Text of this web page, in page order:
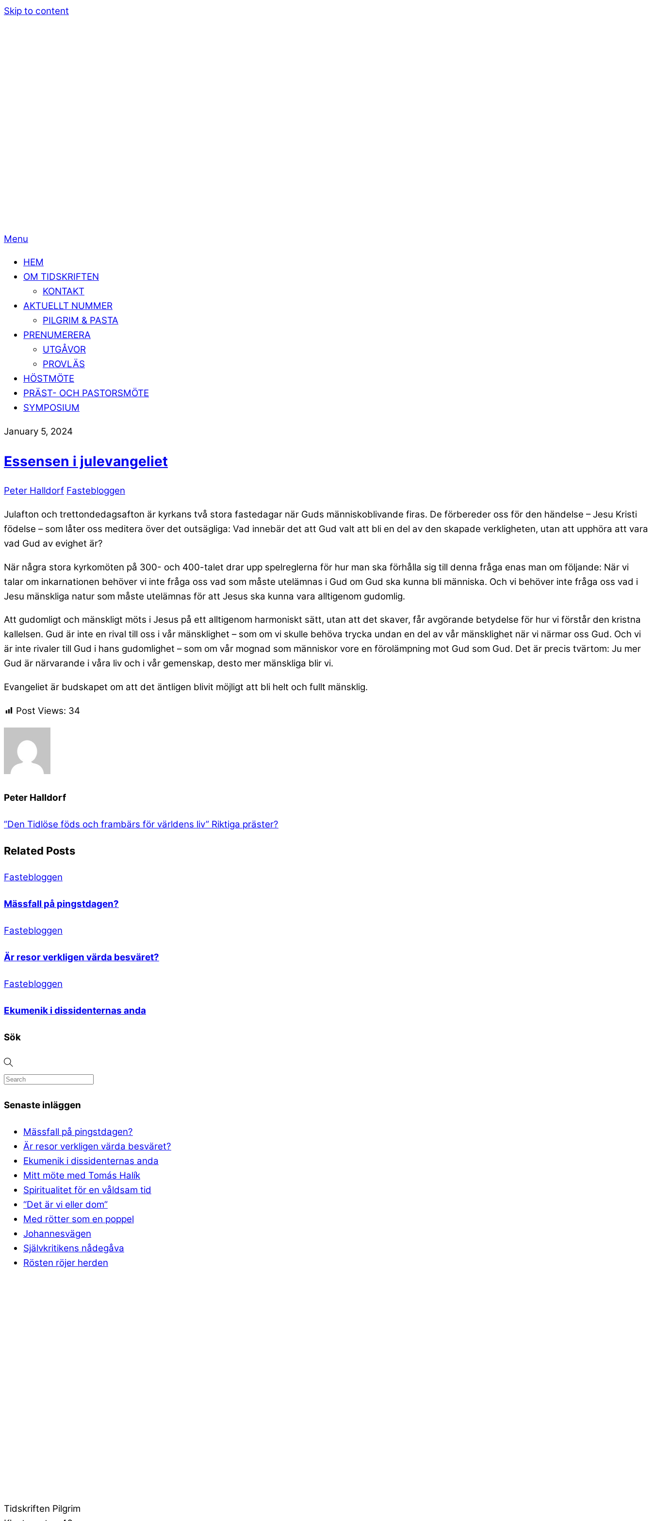
Skip to content
Menu
HEM
OM TIDSKRIFTEN
KONTAKT
AKTUELLT NUMMER
PILGRIM & PASTA
PRENUMERERA
UTGÅVOR
PROVLÄS
HÖSTMÖTE
PRÄST- OCH PASTORSMÖTE
SYMPOSIUM
January 5, 2024
Essensen i julevangeliet
Peter Halldorf Fastebloggen
Julafton och trettondedagsafton är kyrkans två stora fastedagar när Guds människoblivande firas. De förbereder oss för den händelse – Jesu Kristi
födelse – som låter oss meditera över det outsägliga: Vad innebär det att Gud valt att bli en del av den skapade verkligheten, utan att upphöra att vara
vad Gud av evighet är?
När några stora kyrkomöten på 300- och 400-talet drar upp spelreglerna för hur man ska förhålla sig till denna fråga enas man om följande: När vi
talar om inkarnationen behöver vi inte fråga oss vad som måste utelämnas i Gud om Gud ska kunna bli människa. Och vi behöver inte fråga oss vad i
Jesu mänskliga natur som måste utelämnas för att Jesus ska kunna vara alltigenom gudomlig.
Att gudomligt och mänskligt möts i Jesus på ett alltigenom harmoniskt sätt, utan att det skaver, får avgörande betydelse för hur vi förstår den kristna
kallelsen. Gud är inte en rival till oss i vår mänsklighet – som om vi skulle behöva trycka undan en del av vår mänsklighet när vi närmar oss Gud. Och vi
är inte rivaler till Gud i hans gudomlighet – som om vår mognad som människor vore en förolämpning mot Gud som Gud. Det är precis tvärtom: Ju mer
Gud är närvarande i våra liv och i vår gemenskap, desto mer mänskliga blir vi.
Evangeliet är budskapet om att det äntligen blivit möjligt att bli helt och fullt mänsklig.
Post Views: 34
Peter Halldorf
”Den Tidlöse föds och frambärs för världens liv” Riktiga präster?
Related Posts
Fastebloggen
Mässfall på pingstdagen?
Fastebloggen
Är resor verkligen värda besväret?
Fastebloggen
Ekumenik i dissidenternas anda
Sök
Senaste inläggen
Mässfall på pingstdagen?
Är resor verkligen värda besväret?
Ekumenik i dissidenternas anda
Mitt möte med Tomás Halík
Spiritualitet för en våldsam tid
“Det är vi eller dom”
Med rötter som en poppel
Johannesvägen
Självkritikens nådegåva
Rösten röjer herden
Tidskriften Pilgrim